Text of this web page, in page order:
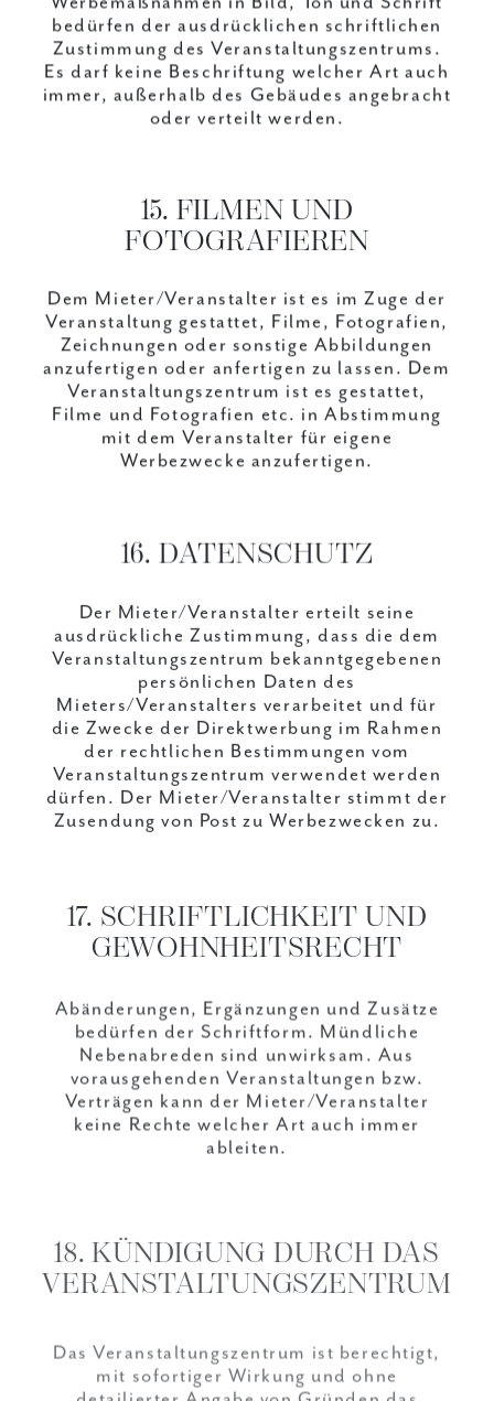
bedürfen der ausdrücklichen schriftlichen
Zustimmung des Veranstaltungszentrums.
Es darf keine Beschriftung welcher Art auch
immer, außerhalb des Gebäudes angebracht
oder verteilt werden.
15. FILMEN UND
FOTOGRAFIEREN
Dem Mieter/Veranstalter ist es im Zuge der
Veranstaltung gestattet, Filme, Fotografien,
Zeichnungen oder sonstige Abbildungen
anzufertigen oder anfertigen zu lassen. Dem
Veranstaltungszentrum ist es gestattet,
Filme und Fotografien etc. in Abstimmung
mit dem Veranstalter für eigene
Werbezwecke anzufertigen.
16. DATENSCHUTZ
Der Mieter/Veranstalter erteilt seine
ausdrückliche Zustimmung, dass die dem
Veranstaltungszentrum bekanntgegebenen
persönlichen Daten des
Mieters/Veranstalters verarbeitet und für
die Zwecke der Direktwerbung im Rahmen
der rechtlichen Bestimmungen vom
Veranstaltungszentrum verwendet werden
dürfen. Der Mieter/Veranstalter stimmt der
Zusendung von Post zu Werbezwecken zu.
17. SCHRIFTLICHKEIT UND
GEWOHNHEITSRECHT
Abänderungen, Ergänzungen und Zusätze
bedürfen der Schriftform. Mündliche
Nebenabreden sind unwirksam. Aus
vorausgehenden Veranstaltungen bzw.
Verträgen kann der Mieter/Veranstalter
keine Rechte welcher Art auch immer
ableiten.
18. KÜNDIGUNG DURCH DAS
VERANSTALTUNGSZENTRUM
detailierter Angabe von Gründen das
Vertragsverhältnis zu beenden,